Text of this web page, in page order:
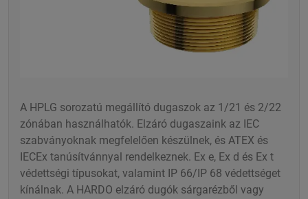
A HPLG sorozatú megállító dugaszok az 1/21 és 2/22
zónában használhatók. Elzáró dugaszaink az IEC
szabványoknak megfelelően készülnek, és ATEX és
IECEx tanúsítvánnyal rendelkeznek. Ex e, Ex d és Ex t
védettségi típusokat, valamint IP 66/IP 68 védettséget
kínálnak. A HARDO elzáró dugók sárgarézből vagy